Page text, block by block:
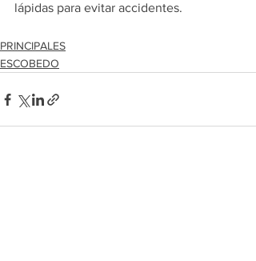
lápidas para evitar accidentes.
PRINCIPALES
ESCOBEDO